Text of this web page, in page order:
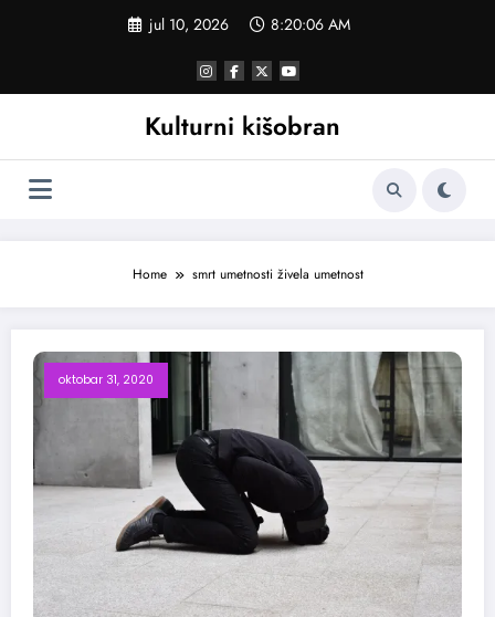
jul 10, 2026 8:20:07 AM
Kulturni kišobran
Home smrt umetnosti živela umetnost
oktobar 31, 2020